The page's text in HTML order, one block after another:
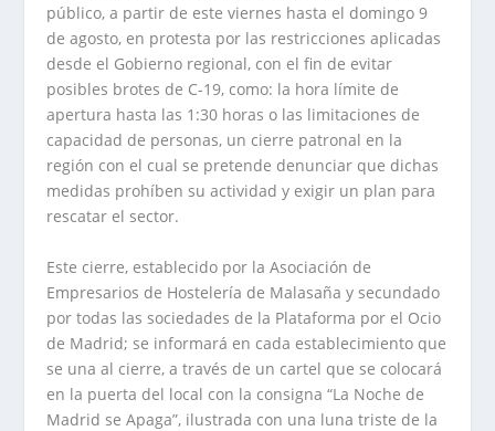
público, a partir de este viernes hasta el domingo 9
de agosto, en protesta por las restricciones aplicadas
desde el Gobierno regional, con el fin de evitar
posibles brotes de C-19, como: la hora límite de
apertura hasta las 1:30 horas o las limitaciones de
capacidad de personas, un cierre patronal en la
región con el cual se pretende denunciar que dichas
medidas prohíben su actividad y exigir un plan para
rescatar el sector.
Este cierre, establecido por la Asociación de
Empresarios de Hostelería de Malasaña y secundado
por todas las sociedades de la Plataforma por el Ocio
de Madrid; se informará en cada establecimiento que
se una al cierre, a través de un cartel que se colocará
en la puerta del local con la consigna “La Noche de
Madrid se Apaga”, ilustrada con una luna triste de la